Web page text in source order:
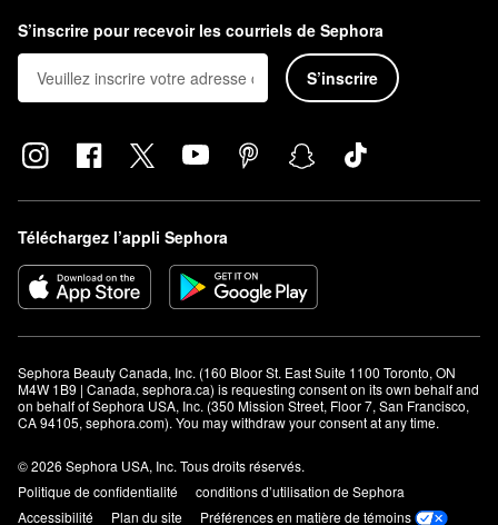
S’inscrire pour recevoir les courriels de Sephora
S’inscrire
Téléchargez l’appli Sephora
Sephora Beauty Canada, Inc. (160 Bloor St. East Suite 1100 Toronto, ON
M4W 1B9 | Canada, sephora.ca) is requesting consent on its own behalf and
on behalf of Sephora USA, Inc. (350 Mission Street, Floor 7, San Francisco,
CA 94105, sephora.com). You may withdraw your consent at any time.
© 2026 Sephora USA, Inc. Tous droits réservés.
Politique de confidentialité
conditions d’utilisation de Sephora
Accessibilité
Plan du site Préférences en matière de témoins